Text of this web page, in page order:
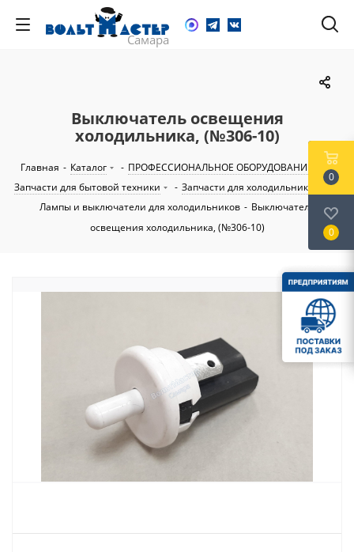
Выключатель освещения
холодильника, (№306-10)
Главная - Каталог - ПРОФЕССИОНАЛЬНОЕ ОБОРУДОВАНИЕ
-
Запчасти для бытовой техники
- Запчасти для холодильников
-
Лампы и выключатели для холодильников - Выключатель
освещения холодильника, (№306-10)
0
0